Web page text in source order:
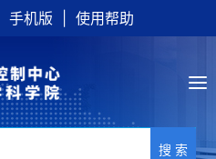
手机版 使用帮助
搜 索